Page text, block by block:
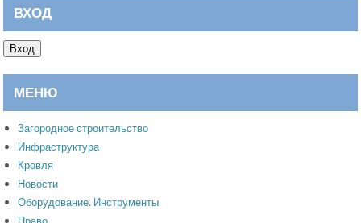
ВХОД
Вход
МЕНЮ
Загородное строительство
Инфраструктура
Кровля
Новости
Оборудование. Инструменты